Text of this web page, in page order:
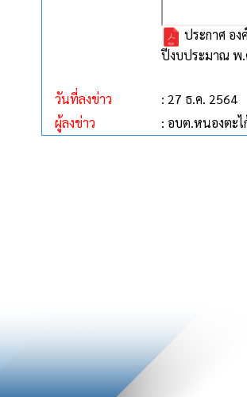
ประกาศ อ
ปีงบประมาณ พ.
วันที่ลงข่าว
: 27 ธ.ค. 2564
ผู้ลงข่าว
: อบต.หนองตะไ